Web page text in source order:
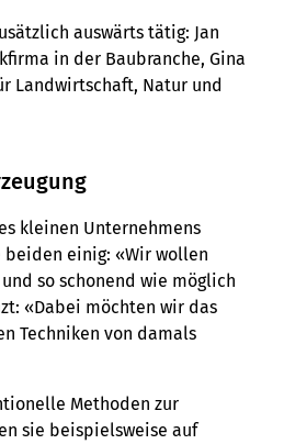
auswärts tätig: Jan
in der Baubranche, Gina
Landwirtschaft, Natur und
kleinen Unternehmens
einig: «Wir wollen
so schonend wie möglich
«Dabei möchten wir das
Techniken von damals
Methoden zur
sie beispielsweise auf